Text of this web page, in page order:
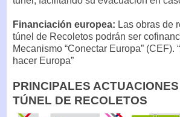
Financiación europea: Las obras de
túnel de Recoletos podrán ser
Mecanismo “Conectar Europa” (CEF).
hacer Europa”
PRINCIPALES
TÚNEL DE RECOLETOS